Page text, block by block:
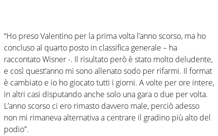
“Ho preso Valentino per la prima volta l’anno scorso, ma ho
concluso al quarto posto in classifica generale – ha
raccontato Wisner -. Il risultato però è stato molto deludente,
e così quest’anno mi sono allenato sodo per rifarmi. Il format
è cambiato e io ho giocato tutti i giorni. A volte per ore intere,
in altri casi disputando anche solo una gara o due per volta.
L’anno scorso ci ero rimasto davvero male, perciò adesso
non mi rimaneva alternativa a centrare il gradino più alto del
podio”.